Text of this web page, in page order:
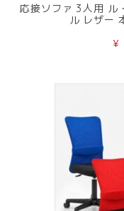
応接ソファ 3人用 ル
ル レザー
¥